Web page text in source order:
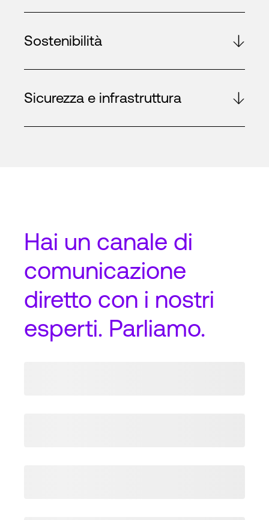
Sostenibilità
Sicurezza e infrastruttura
Hai un canale di
comunicazione
diretto con i nostri
esperti. Parliamo.